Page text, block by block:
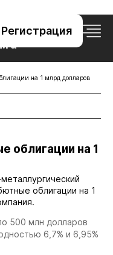
32
на 1 млрд долларов
облигации на 1
облигации на 1
500 млн долларов
6,7% и 6,95%